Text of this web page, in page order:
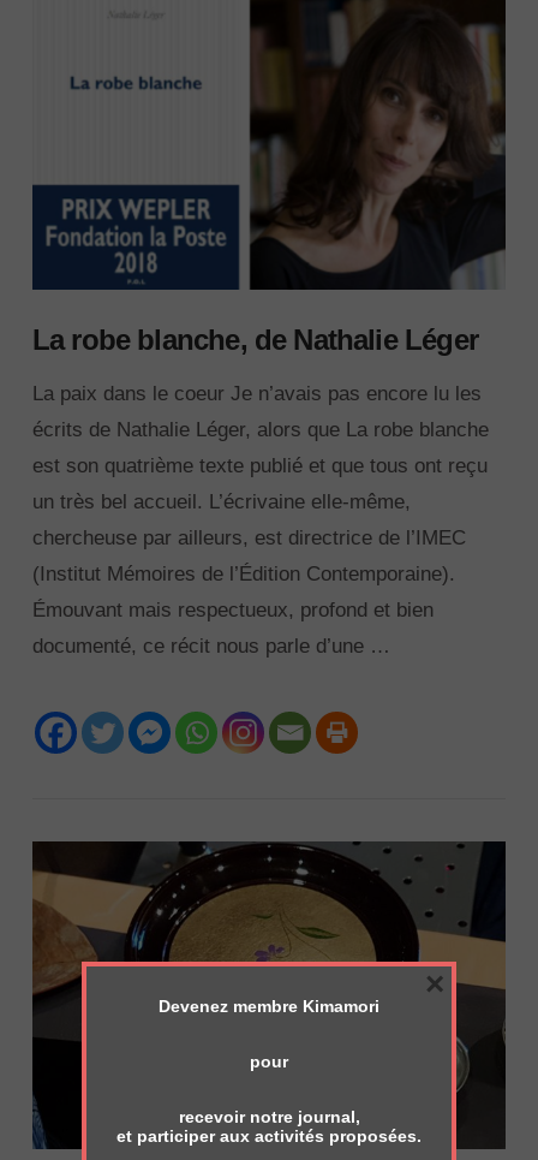
VIEW POST
La robe blanche, de Nathalie Léger
La paix dans le coeur Je n’avais pas encore lu les
écrits de Nathalie Léger, alors que La robe blanche
est son quatrième texte publié et que tous ont reçu
un très bel accueil. L’écrivaine elle-même,
chercheuse par ailleurs, est directrice de l’IMEC
(Institut Mémoires de l’Édition Contemporaine).
Émouvant mais respectueux, profond et bien
documenté, ce récit nous parle d’une …
Devenez membre Kimamori
pour
recevoir notre journal,
et participer aux activités proposées.
×